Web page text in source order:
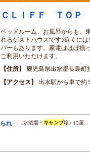
ＣＬＩＦＦ ＴＯＰ
ベッドルーム、お風呂からも、
れるゲストハウスです♪近くに
パーもあります。家電はほぼ揃
ご利用いただけます。
住所
鹿児島県出水郡長島町
アクセス
出水駅から車で約
れ
…水浴場・ キャンプ場）に屋…